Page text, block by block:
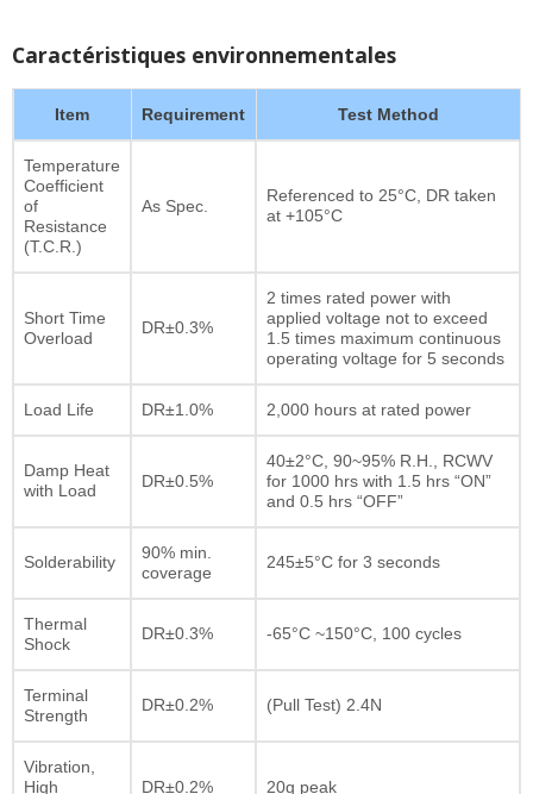
Caractéristiques environnementales
Item Requirement Test Method
Temperature
Coefficient
of
Resistance
(T.C.R.)
As Spec.
Referenced to 25°C, DR taken
at +105°C
Short Time
Overload
DR±0.3%
2 times rated power with
applied voltage not to exceed
1.5 times maximum continuous
operating voltage for 5 seconds
Load Life DR±1.0% 2,000 hours at rated power
Damp Heat
with Load
DR±0.5%
40±2°C, 90~95% R.H., RCWV
for 1000 hrs with 1.5 hrs “ON”
and 0.5 hrs “OFF”
Solderability
90% min.
coverage
245±5°C for 3 seconds
Thermal
Shock
DR±0.3% -65°C ~150°C, 100 cycles
Terminal
Strength
DR±0.2% (Pull Test) 2.4N
Vibration,
High
DR±0.2% 20g peak